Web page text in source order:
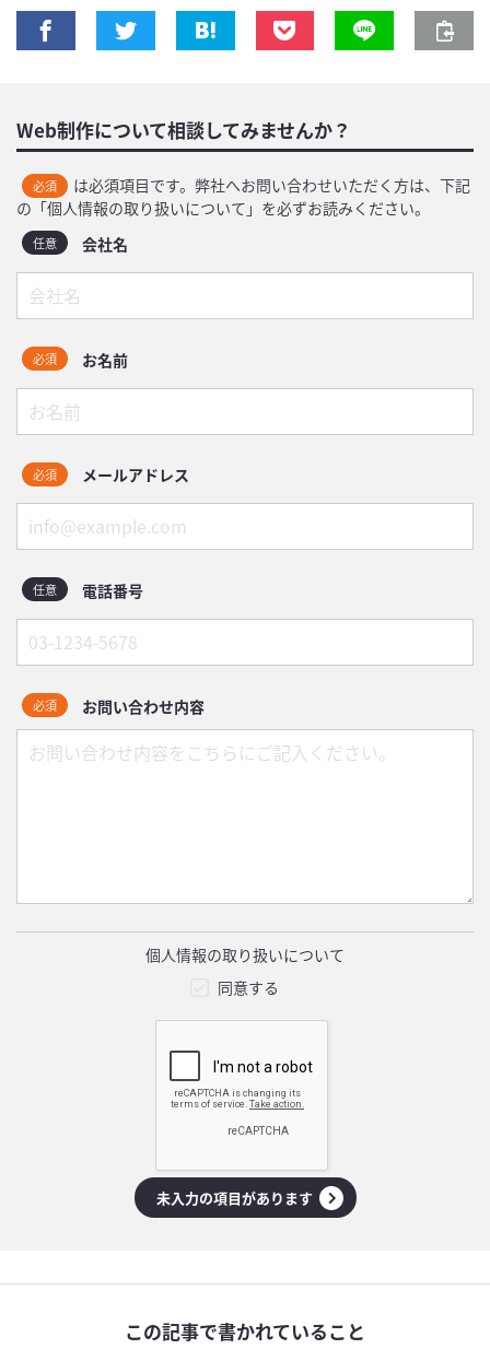
Web制作について相談してみませんか？
必須
は必須項目です。弊社へお問い合わせいただく方は、下記
の「個人情報の取り扱いについて」を必ずお読みください。
会社名
任意
お名前
必須
メールアドレス
必須
電話番号
任意
お問い合わせ内容
必須
個人情報の取り扱いについて
同意する
未入力の項目があります
この記事で書かれていること